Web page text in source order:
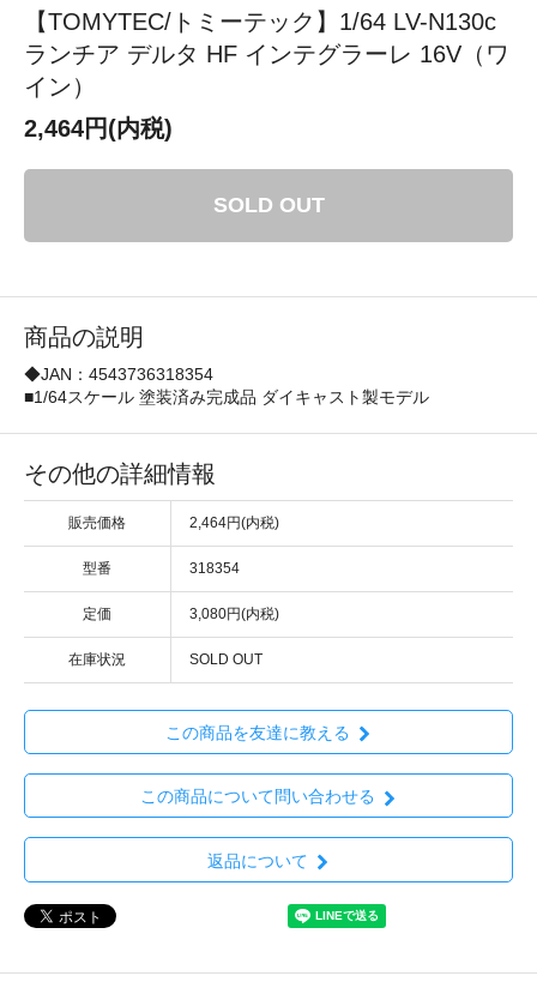
【TOMYTEC/トミーテック】1/64 LV-N130c
ランチア デルタ HF インテグラーレ 16V（ワ
イン）
2,464円(内税)
SOLD OUT
商品の説明
◆JAN：4543736318354
■1/64スケール 塗装済み完成品 ダイキャスト製モデル
その他の詳細情報
販売価格 2,464円(内税)
型番 318354
定価 3,080円(内税)
在庫状況 SOLD OUT
この商品を友達に教える
この商品について問い合わせる
返品について